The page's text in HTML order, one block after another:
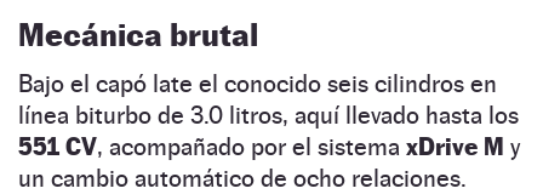
Mecánica brutal
Bajo el capó late el conocido seis cilindros en
línea biturbo de 3.0 litros, aquí llevado hasta los
551 CV, acompañado por el sistema xDrive M y
un cambio automático de ocho relaciones.